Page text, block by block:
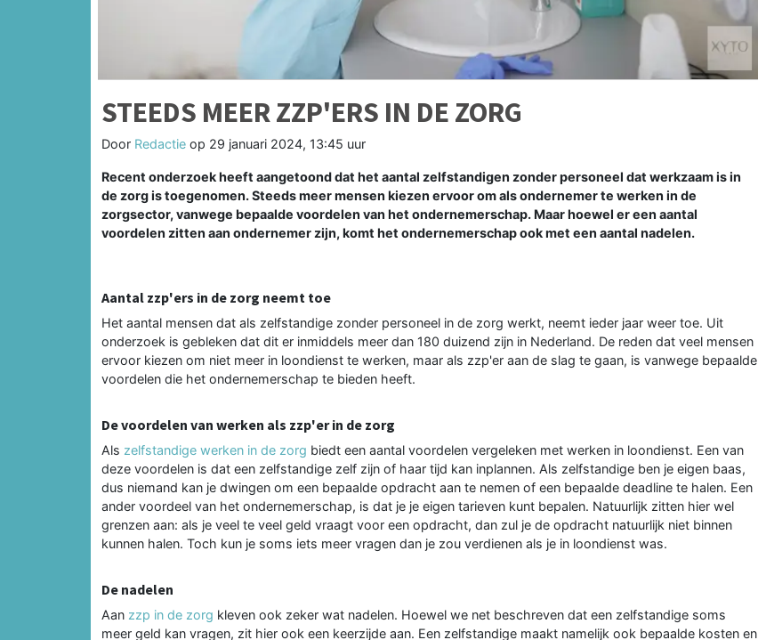
STEEDS MEER ZZP'ERS IN DE ZORG
Door Redactie op 29 januari 2024, 13:45 uur
Recent onderzoek heeft aangetoond dat het aantal zelfstandigen zonder personeel dat werkzaam is in
de zorg is toegenomen. Steeds meer mensen kiezen ervoor om als ondernemer te werken in de
zorgsector, vanwege bepaalde voordelen van het ondernemerschap. Maar hoewel er een aantal
voordelen zitten aan ondernemer zijn, komt het ondernemerschap ook met een aantal nadelen.
Aantal zzp'ers in de zorg neemt toe
Het aantal mensen dat als zelfstandige zonder personeel in de zorg werkt, neemt ieder jaar weer toe. Uit
onderzoek is gebleken dat dit er inmiddels meer dan 180 duizend zijn in Nederland. De reden dat veel mensen
ervoor kiezen om niet meer in loondienst te werken, maar als zzp'er aan de slag te gaan, is vanwege bepaalde
voordelen die het ondernemerschap te bieden heeft.
De voordelen van werken als zzp'er in de zorg
Als zelfstandige werken in de zorg biedt een aantal voordelen vergeleken met werken in loondienst. Een van
deze voordelen is dat een zelfstandige zelf zijn of haar tijd kan inplannen. Als zelfstandige ben je eigen baas,
dus niemand kan je dwingen om een bepaalde opdracht aan te nemen of een bepaalde deadline te halen. Een
ander voordeel van het ondernemerschap, is dat je je eigen tarieven kunt bepalen. Natuurlijk zitten hier wel
grenzen aan: als je veel te veel geld vraagt voor een opdracht, dan zul je de opdracht natuurlijk niet binnen
kunnen halen. Toch kun je soms iets meer vragen dan je zou verdienen als je in loondienst was.
De nadelen
Aan zzp in de zorg kleven ook zeker wat nadelen. Hoewel we net beschreven dat een zelfstandige soms
meer geld kan vragen, zit hier ook een keerzijde aan. Een zelfstandige maakt namelijk ook bepaalde kosten en